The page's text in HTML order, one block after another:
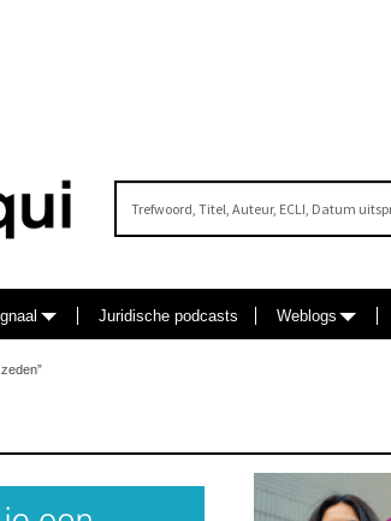
Juridische podcasts Weblogs